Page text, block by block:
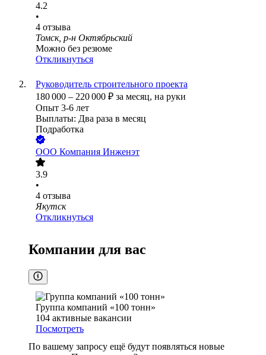
4.2
•
4 отзыва
Томск, р-н Октябрьский
Можно без резюме
Откликнуться
Руководитель строительного проекта
180 000 – 220 000 ₽ за месяц, на руки
Опыт 3-6 лет
Выплаты: Два раза в месяц
Подработка
ООО Компания Инженэт
3.9
•
4 отзыва
Якутск
Откликнуться
Компании для вас
Группа компаний «100 тонн»
104 активные вакансии
Посмотреть
По вашему запросу ещё будут появляться новые